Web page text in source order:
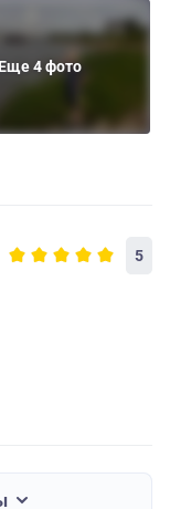
Еще 4 фото
5